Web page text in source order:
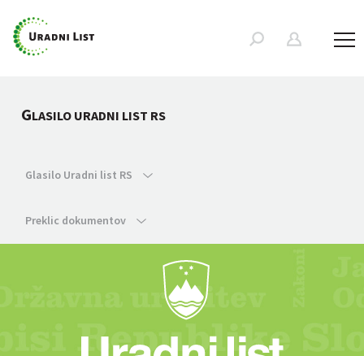
GLASILO URADNI LIST RS
Glasilo Uradni list RS
Preklic dokumentov